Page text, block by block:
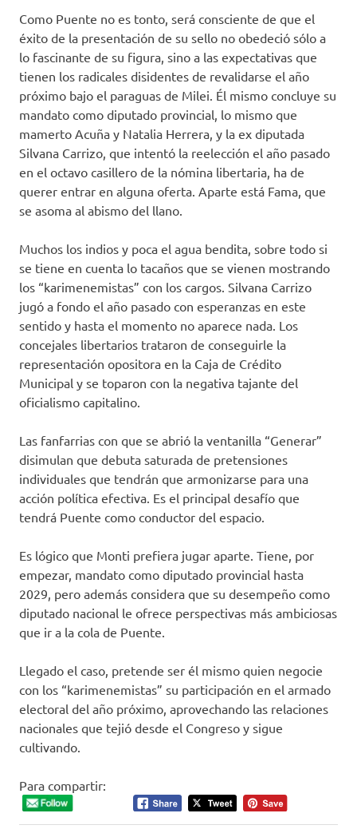
Como Puente no es tonto, será consciente de que el
éxito de la presentación de su sello no obedeció sólo a
lo fascinante de su figura, sino a las expectativas que
tienen los radicales disidentes de revalidarse el año
próximo bajo el paraguas de Milei. Él mismo concluye su
mandato como diputado provincial, lo mismo que
mamerto Acuña y Natalia Herrera, y la ex diputada
Silvana Carrizo, que intentó la reelección el año pasado
en el octavo casillero de la nómina libertaria, ha de
querer entrar en alguna oferta. Aparte está Fama, que
se asoma al abismo del llano.
Muchos los indios y poca el agua bendita, sobre todo si
se tiene en cuenta lo tacaños que se vienen mostrando
los “karimenemistas” con los cargos. Silvana Carrizo
jugó a fondo el año pasado con esperanzas en este
sentido y hasta el momento no aparece nada. Los
concejales libertarios trataron de conseguirle la
representación opositora en la Caja de Crédito
Municipal y se toparon con la negativa tajante del
oficialismo capitalino.
Las fanfarrias con que se abrió la ventanilla “Generar”
disimulan que debuta saturada de pretensiones
individuales que tendrán que armonizarse para una
acción política efectiva. Es el principal desafío que
tendrá Puente como conductor del espacio.
Es lógico que Monti prefiera jugar aparte. Tiene, por
empezar, mandato como diputado provincial hasta
2029, pero además considera que su desempeño como
diputado nacional le ofrece perspectivas más ambiciosas
que ir a la cola de Puente.
Llegado el caso, pretende ser él mismo quien negocie
con los “karimenemistas” su participación en el armado
electoral del año próximo, aprovechando las relaciones
nacionales que tejió desde el Congreso y sigue
cultivando.
Para compartir: